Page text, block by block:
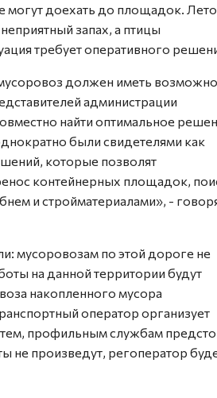
могут доехать до площадок.
запах, а птицы
требует оперативного
должен иметь
администрации
найти оптимальное
были свидетелями как
которые позволят
контейнерных площадок,
и стройматериалами», -
мусоровозам по этой дороге не
на данной территории будут
накопленного мусора
оператор организует
профильным службам
не произведут, регоператор